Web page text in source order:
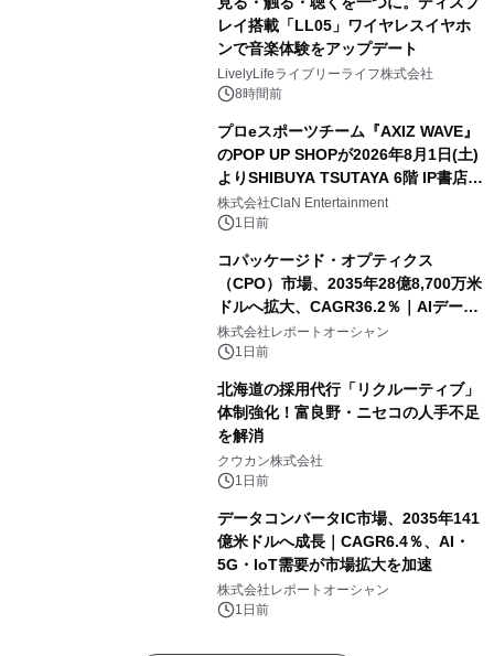
レイ搭載「LL05」ワイヤレスイヤホ
ンで音楽体験をアップデート
LivelyLifeライブリーライフ株式会社
8時間前
プロeスポーツチーム『AXIZ WAVE』
のPOP UP SHOPが2026年8月1日(土)
よりSHIBUYA TSUTAYA 6階 IP書店で
開催決定！！
株式会社ClaN Entertainment
1日前
コパッケージド・オプティクス
（CPO）市場、2035年28億8,700万米
ドルへ拡大、CAGR36.2％｜AIデータ
センター・高速光通信需要が成長を加
速
株式会社レポートオーシャン
1日前
北海道の採用代行「リクルーティブ」
体制強化！富良野・ニセコの人手不足
を解消
クウカン株式会社
1日前
データコンバータIC市場、2035年141
億米ドルへ成長｜CAGR6.4％、AI・
5G・IoT需要が市場拡大を加速
株式会社レポートオーシャン
1日前